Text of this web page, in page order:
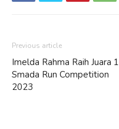
Previous article
Imelda Rahma Raih Juara 1
Smada Run Competition
2023